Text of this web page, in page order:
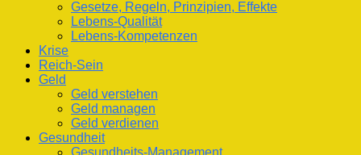
Gesetze, Regeln, Prinzipien, Effekte
Lebens-Qualität
Lebens-Kompetenzen
Krise
Reich-Sein
Geld
Geld verstehen
Geld managen
Geld verdienen
Gesundheit
Gesundheits-Management